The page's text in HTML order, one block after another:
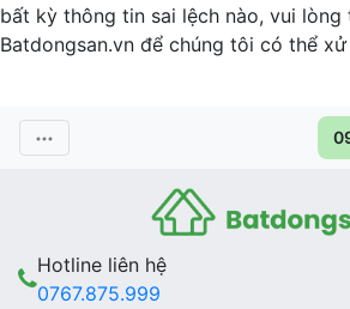
bất kỳ thông tin sai lệch nào, vui lòng
Batdongsan.vn để chúng tôi có thể
Hotline liên hệ
0767.875.999